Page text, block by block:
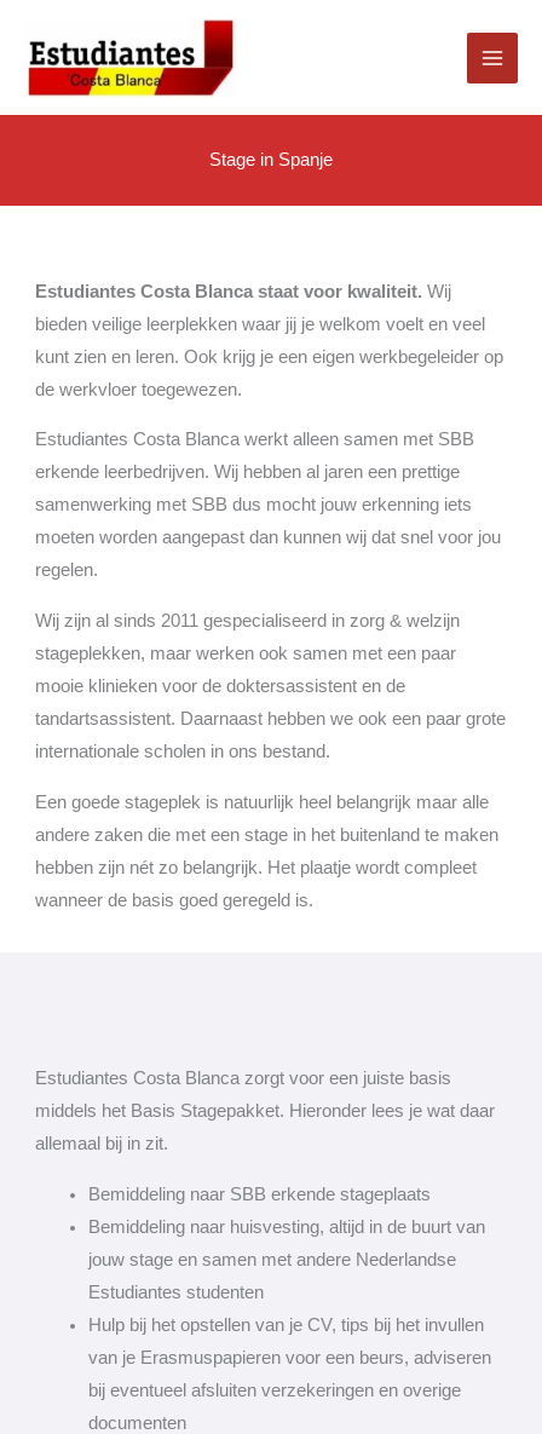
Stage in Spanje
Estudiantes Costa Blanca staat voor kwaliteit.Wij
bieden veilige leerplekken waar jij je welkom voelt en veel
kunt zien en leren. Ook krijg je een eigen werkbegeleider op
de werkvloer toegewezen.
Estudiantes Costa Blanca werkt alleen samen met SBB
erkende leerbedrijven. Wij hebben al jaren een prettige
samenwerking met SBB dus mocht jouw erkenning iets
moeten worden aangepast dan kunnen wij dat snel voor jou
regelen.
Wij zijn al sinds 2011 gespecialiseerd in zorg & welzijn
stageplekken, maar werken ook samen met een paar
mooie klinieken voor de doktersassistent en de
tandartsassistent. Daarnaast hebben we ook een paar grote
internationale scholen in ons bestand.
Een goede stageplek is natuurlijk heel belangrijk maar alle
andere zaken die met een stage in het buitenland te maken
hebben zijn nét zo belangrijk. Het plaatje wordt compleet
wanneer de basis goed geregeld is.
Estudiantes Costa Blanca zorgt voor een juiste basis
middels het Basis Stagepakket. Hieronder lees je wat daar
allemaal bij in zit.
Bemiddeling naar SBB erkende stageplaats
Bemiddeling naar huisvesting, altijd in de buurt van
jouw stage en samen met andere Nederlandse
Estudiantes studenten
Hulp bij het opstellen van je CV, tips bij het invullen
van je Erasmuspapieren voor een beurs, adviseren
bij eventueel afsluiten verzekeringen en overige
documenten